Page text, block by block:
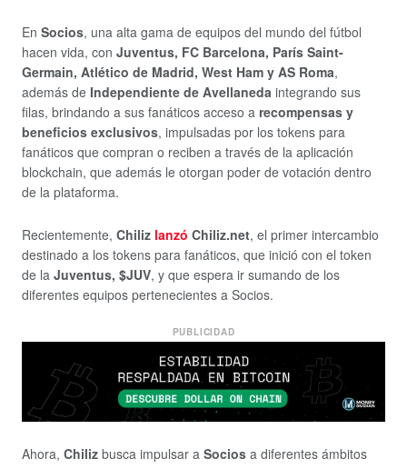
En Socios, una alta gama de equipos del mundo del fútbol
hacen vida, con Juventus, FC Barcelona, París Saint-
Germain, Atlético de Madrid, West Ham y AS Roma,
además de Independiente de Avellaneda integrando sus
filas, brindando a sus fanáticos acceso a recompensas y
beneficios exclusivos, impulsadas por los tokens para
fanáticos que compran o reciben a través de la aplicación
blockchain, que además le otorgan poder de votación dentro
de la plataforma.
Recientemente, Chiliz lanzó Chiliz.net, el primer intercambio
destinado a los tokens para fanáticos, que inició con el token
de la Juventus, $JUV, y que espera ir sumando de los
diferentes equipos pertenecientes a Socios.
PUBLICIDAD
Ahora, Chiliz busca impulsar a Socios a diferentes ámbitos